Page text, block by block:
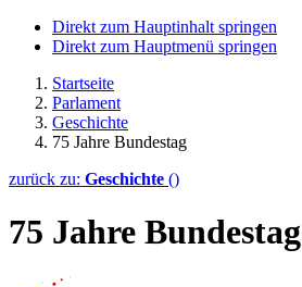
Direkt zum Hauptinhalt springen
Direkt zum Hauptmenü springen
Startseite
Parlament
Geschichte
75 Jahre Bundestag
zurück zu: Geschichte ()
75 Jahre Bundestag